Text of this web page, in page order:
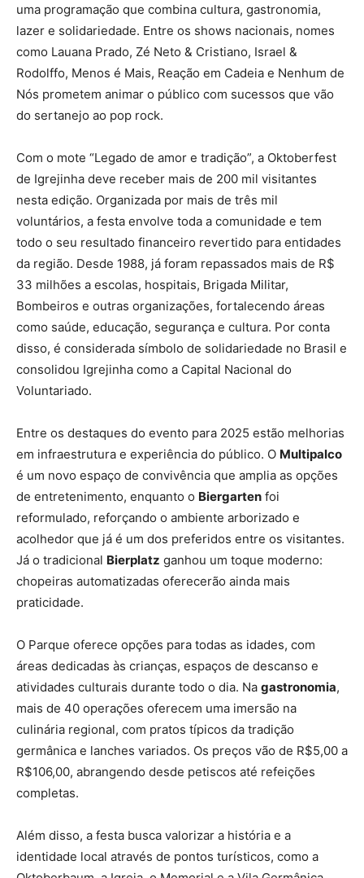
uma programação que combina cultura, gastronomia,
lazer e solidariedade. Entre os shows nacionais, nomes
como Lauana Prado, Zé Neto & Cristiano, Israel &
Rodolffo, Menos é Mais, Reação em Cadeia e Nenhum de
Nós prometem animar o público com sucessos que vão
do sertanejo ao pop rock.
Com o mote “Legado de amor e tradição”, a Oktoberfest
de Igrejinha deve receber mais de 200 mil visitantes
nesta edição. Organizada por mais de três mil
voluntários, a festa envolve toda a comunidade e tem
todo o seu resultado financeiro revertido para entidades
da região. Desde 1988, já foram repassados mais de R$
33 milhões a escolas, hospitais, Brigada Militar,
Bombeiros e outras organizações, fortalecendo áreas
como saúde, educação, segurança e cultura. Por conta
disso, é considerada símbolo de solidariedade no Brasil e
consolidou Igrejinha como a Capital Nacional do
Voluntariado.
Entre os destaques do evento para 2025 estão melhorias
em infraestrutura e experiência do público. O Multipalco
é um novo espaço de convivência que amplia as opções
de entretenimento, enquanto o Biergarten foi
reformulado, reforçando o ambiente arborizado e
acolhedor que já é um dos preferidos entre os visitantes.
Já o tradicional Bierplatz ganhou um toque moderno:
chopeiras automatizadas oferecerão ainda mais
praticidade.
O Parque oferece opções para todas as idades, com
áreas dedicadas às crianças, espaços de descanso e
atividades culturais durante todo o dia. Na gastronomia,
mais de 40 operações oferecem uma imersão na
culinária regional, com pratos típicos da tradição
germânica e lanches variados. Os preços vão de R$5,00 a
R$106,00, abrangendo desde petiscos até refeições
completas.
Além disso, a festa busca valorizar a história e a
identidade local através de pontos turísticos, como a